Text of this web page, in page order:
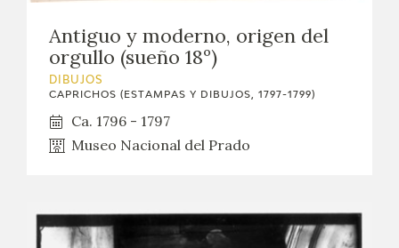
Antiguo y moderno, origen del
orgullo (sueño 18º)
DIBUJOS
CAPRICHOS (ESTAMPAS Y DIBUJOS, 1797-1799)
Ca. 1796 - 1797
Museo Nacional del Prado